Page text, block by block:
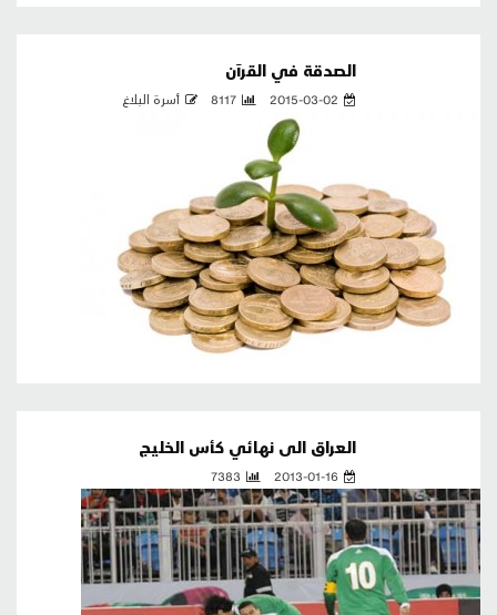
الصدقة في القرآن
2015-03-02
8117 أسرة البلاغ
العراق الى نهائي كأس الخليج
2013-01-16
7383